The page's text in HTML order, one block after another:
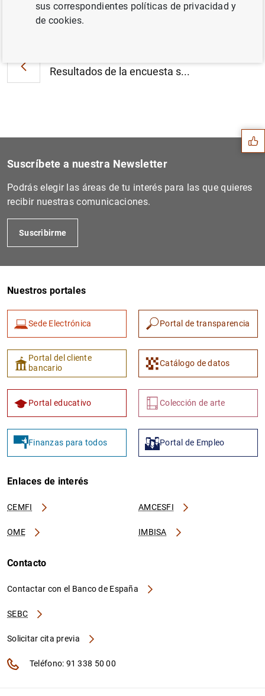
Resultados de la encuesta s...
Siguiente
Estado financiero consolida...
Sugerencias
1 2
Suscríbete a nuestra Newsletter
Podrás elegir las áreas de tu interés para las que quieres
recibir nuestras comunicaciones.
Suscribirme
Nuestros portales
Sede Electrónica Portal de transparencia
Portal del cliente
bancario
Catálogo de datos
Portal educativo Colección de arte
Finanzas para todos Portal de Empleo
Enlaces de interés
CEMFI AMCESFI
OME IMBISA
Contacto
Contactar con el Banco de España
SEBC
Solicitar cita previa
Teléfono: 91 338 50 00
sus correspondientes políticas de privacidad y
de cookies.